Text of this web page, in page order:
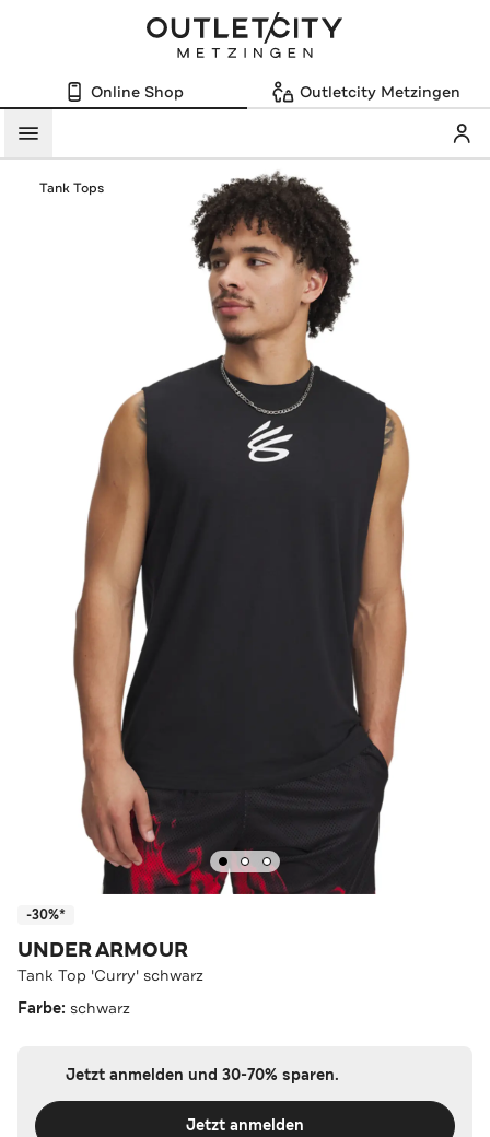
Online Shop Outletcity Metzingen
Menü
Tank Tops
-30%*
UNDER ARMOUR
Tank Top 'Curry' schwarz
Farbe: schwarz
Jetzt anmelden und 30-70% sparen.
Jetzt anmelden